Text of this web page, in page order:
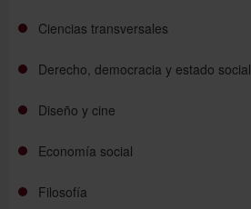
Ciencias transversales
Derecho, democracia y estado social
Diseño y cine
Economía social
Filosofía